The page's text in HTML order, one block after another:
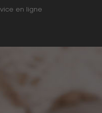
en ligne